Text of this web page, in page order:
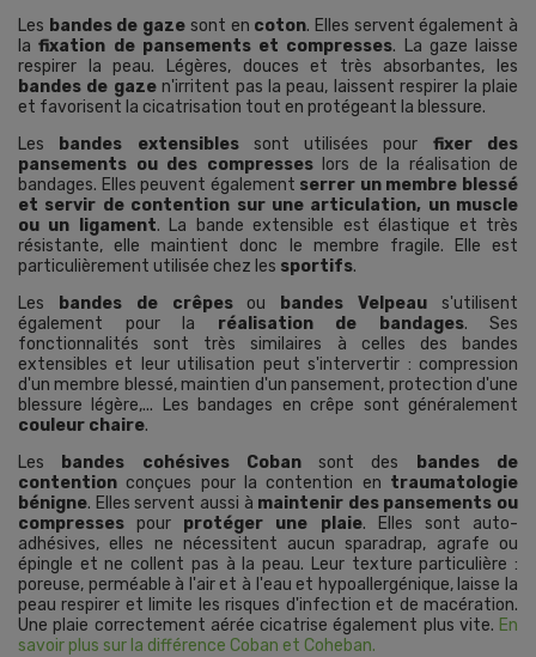
Les bandes de gaze sont en coton. Elles servent également à
lafixation de pansements et compresses. La gaze laisse
respirer la peau. Légères, douces et très absorbantes, les
bandes de gazen'irritent pas la peau, laissent respirer la plaie
et favorisent la cicatrisation tout en protégeant la blessure.
Les
bandes extensiblessont utilisées pour fixer des
pansements ou des compresseslors de la réalisation de
bandages. Elles peuvent également serrer un membre blessé
et servir de contention sur une articulation, un muscle
ou un ligament. La bande extensible est élastique et très
résistante, elle maintient donc le membre fragile. Elle est
particulièrement utilisée chez les sportifs.
Les
bandes de crêpesou bandes Velpeau s'utilisent
également pour la réalisation de bandages. Ses
fonctionnalités sont très similaires à celles des bandes
extensibles et leur utilisation peut s'intervertir : compression
d'un membre blessé, maintien d'un pansement, protection d'une
blessure légère,... Les bandages en crêpe sont généralement
couleur chaire.
Les
bandes cohésives Cobansont des
bandes de
contention conçues pour la contention en traumatologie
bénigne. Elles servent aussi à maintenir des pansements ou
compresses pour protéger une plaie. Elles sont auto-
adhésives, elles ne nécessitent aucun sparadrap, agrafe ou
épingle et ne collent pas à la peau. Leur texture particulière :
poreuse, perméable à l'air et à l'eau et hypoallergénique, laisse la
peau respirer et limite les risques d'infection et de macération.
Une plaie correctement aérée cicatrise également plus vite. En
savoir plus sur la différence Coban et Coheban.